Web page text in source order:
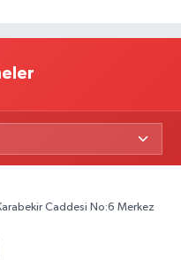
Caddesi No:6 Merkez